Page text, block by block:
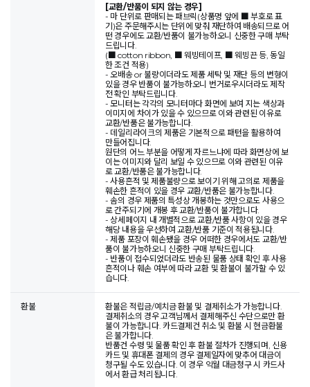
[교환/반품이 되지 않는 경우]
- 마 단위로 판매되는 패브릭(상품명 앞에 ■ 부호로 표
기)은 주문해주시는 단위에 맞춰 재단하여 배송되므로 어
떤 경우에도 교환/반품이 불가능하오니 신중한 구매 부탁
드립니다.
(■ cotton ribbon, ■ 웨빙테이프, ■ 웨빙끈 등, 동일
한 조건 적용)
- 오배송 or 불량이더라도 제품 세탁 및 재단 등의 변형이
있을 경우 반품이 불가능하오니 번거로우시더라도 제작
전 확인 부탁드립니다.
- 모니터는 각각의 모니터마다 화면에 보여 지는 색상과
이미지에 차이가 있을 수 있으므로 이와 관련된 이유로
교환/반품은 불가능합니다.
- 데일리라이크의 제품은 기본적으로 패턴을 활용하여
만들어집니다.
원단의 어느 부분을 어떻게 자르느냐에 따라 화면상에 보
이는 이미지와 달리 보일 수 있으므로 이와 관련된 이유
로 교환/반품은 불가능합니다.
- 사용흔적 및 제품불량으로 보이기 위해 고의로 제품을
훼손한 흔적이 있을 경우 교환/반품은 불가능합니다.
- 솜의 경우 제품의 특성상 개봉하는 것만으로도 사용으
로 간주되기에 개봉 후 교환/반품이 불가합니다.
- 상세페이지 내 개별적으로 교환/반품 사항이 있을 경우
해당 내용을 우선하여 교환/반품 기준이 적용됩니다.
- 제품 포장이 훼손됐을 경우 어떠한 경우에서도 교환/반
품이 불가능하오니 신중한 구매 부탁드립니다.
- 반품이 접수되었더라도 반송된 물품 상태 확인 후 사용
흔적이나 훼손 여부에 따라 교환 및 환불이 불가할 수 있
습니다.
환불
환불은 적립금/예치금 환불 및 결제취소가 가능합니다.
결제취소의 경우 고객님께서 결제해주신 수단으로만 환
불이 가능합니다. 카드결제건 취소 및 환불 시 현금환불
은 불가합니다.
반품건 수령 및 물품 확인 후 환불 절차가 진행되며, 신용
카드 및 휴대폰 결제의 경우 결제일자에 맞추어 대금이
청구될 수도 있습니다. 이 경우 익월 대금청구 시 카드사
에서 환급 처리됩니다.